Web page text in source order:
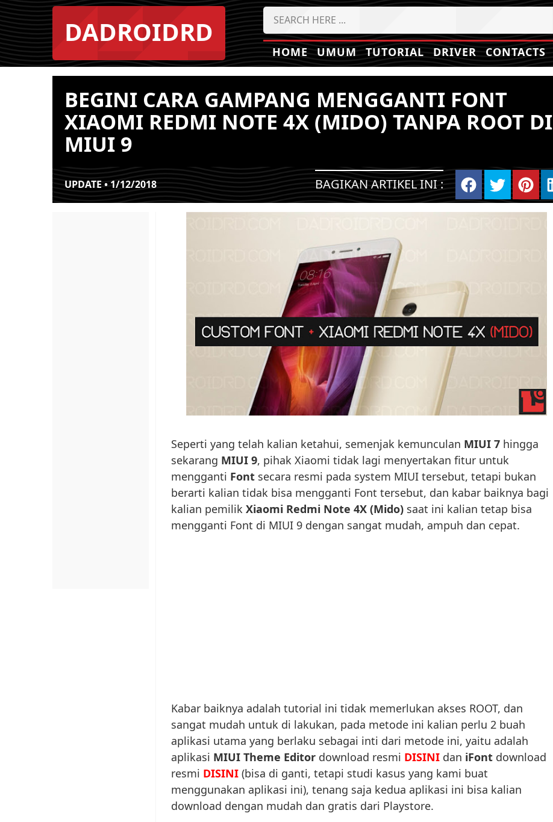
DADROIDRD
HOME UMUM TUTORIAL DRIVER CONTACTS
BEGINI CARA GAMPANG MENGGANTI FONT
XIAOMI REDMI NOTE 4X (MIDO) TANPA ROOT DI
MIUI 9
UPDATE • 1/12/2018 BAGIKAN ARTIKEL INI :
Seperti yang telah kalian ketahui, semenjak kemunculan MIUI 7 hingga
sekarang MIUI 9, pihak Xiaomi tidak lagi menyertakan fitur untuk
mengganti Font secara resmi pada system MIUI tersebut, tetapi bukan
berarti kalian tidak bisa mengganti Font tersebut, dan kabar baiknya bagi
kalian pemilik Xiaomi Redmi Note 4X (Mido) saat ini kalian tetap bisa
mengganti Font di MIUI 9 dengan sangat mudah, ampuh dan cepat.
Kabar baiknya adalah tutorial ini tidak memerlukan akses ROOT, dan
sangat mudah untuk di lakukan, pada metode ini kalian perlu 2 buah
aplikasi utama yang berlaku sebagai inti dari metode ini, yaitu adalah
aplikasi MIUI Theme Editor download resmi DISINI dan iFont download
resmi DISINI (bisa di ganti, tetapi studi kasus yang kami buat
menggunakan aplikasi ini), tenang saja kedua aplikasi ini bisa kalian
download dengan mudah dan gratis dari Playstore.